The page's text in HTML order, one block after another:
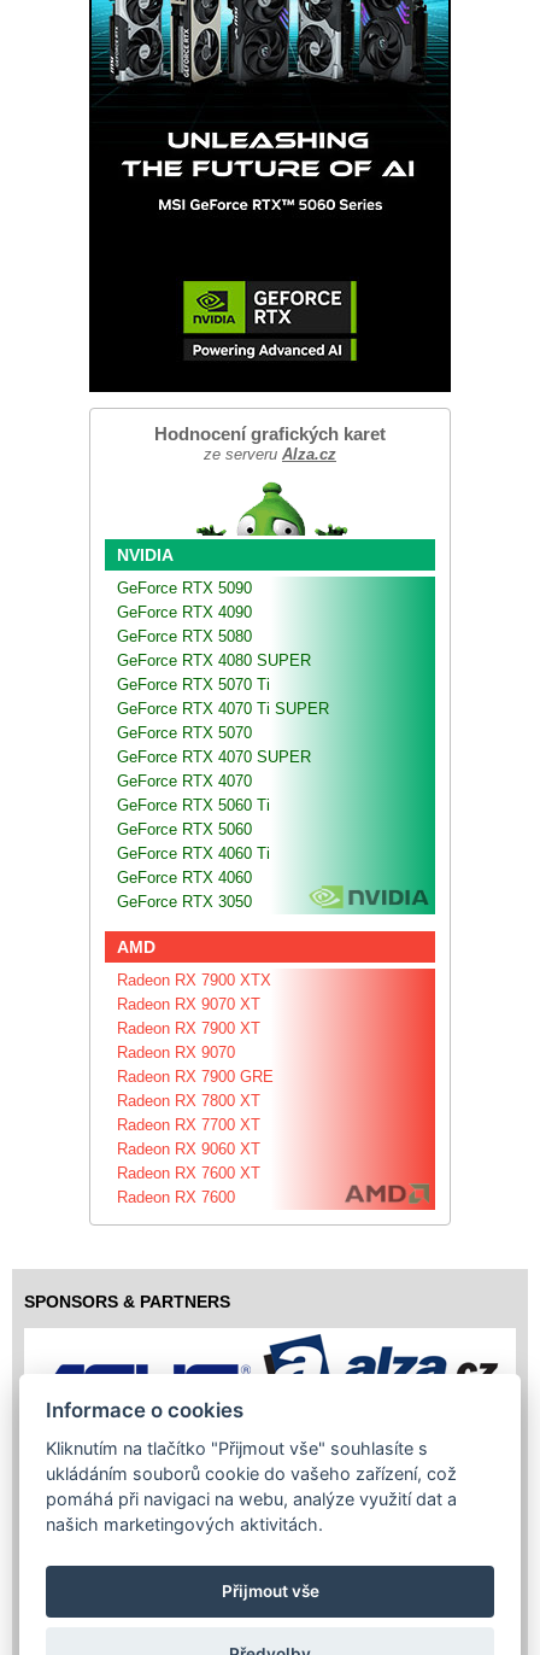
Hodnocení grafických karet
ze serveru Alza.cz
NVIDIA
GeForce RTX 5090
GeForce RTX 4090
GeForce RTX 5080
GeForce RTX 4080 SUPER
GeForce RTX 5070 Ti
GeForce RTX 4070 Ti SUPER
GeForce RTX 5070
GeForce RTX 4070 SUPER
GeForce RTX 4070
GeForce RTX 5060 Ti
GeForce RTX 5060
GeForce RTX 4060 Ti
GeForce RTX 4060
GeForce RTX 3050
AMD
Radeon RX 7900 XTX
Radeon RX 9070 XT
Radeon RX 7900 XT
Radeon RX 9070
Radeon RX 7900 GRE
Radeon RX 7800 XT
Radeon RX 7700 XT
Radeon RX 9060 XT
Radeon RX 7600 XT
Radeon RX 7600
SPONSORS & PARTNERS
Informace o cookies
Kliknutím na tlačítko "Přijmout vše" souhlasíte s
ukládáním souborů cookie do vašeho zařízení, což
pomáhá při navigaci na webu, analýze využití dat a
našich marketingových aktivitách.
Přijmout vše